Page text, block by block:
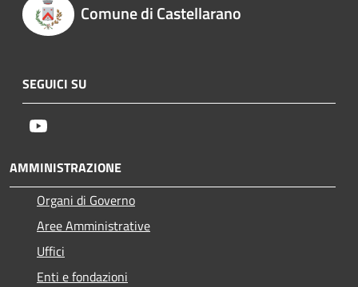
Comune di Castellarano
SEGUICI SU
AMMINISTRAZIONE
Organi di Governo
Aree Amministrative
Uffici
Enti e fondazioni